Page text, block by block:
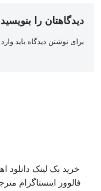
دیدگاهتان را بنویسید
برای نوشتن دیدگاه باید
خرید بک لینک دانلود
فالوور اینستاگرام